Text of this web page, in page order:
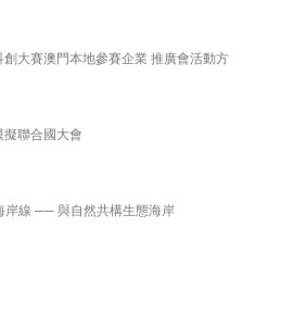
大賽澳門本地參賽企業 推廣會活動方
聯合國大會
岸線 ── 與自然共構生態海岸